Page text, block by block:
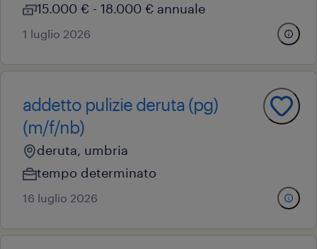
15.000 € - 18.000 € annuale
1 luglio 2026
addetto pulizie deruta (pg)
(m/f/nb)
deruta, umbria
tempo determinato
16 luglio 2026